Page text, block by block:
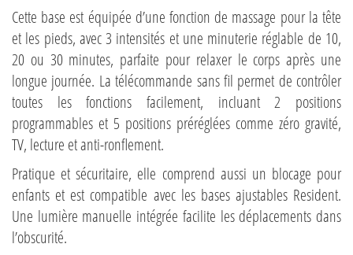
Cette base est équipée d’une fonction de massage pour la tête
et les pieds, avec 3 intensités et une minuterie réglable de 10,
20 ou 30 minutes, parfaite pour relaxer le corps après une
longue journée. La télécommande sans fil permet de contrôler
toutes les fonctions facilement, incluant 2 positions
programmables et 5 positions préréglées comme zéro gravité,
TV, lecture et anti-ronflement.
Pratique et sécuritaire, elle comprend aussi un blocage pour
enfants et est compatible avec les bases ajustables Resident.
Une lumière manuelle intégrée facilite les déplacements dans
l’obscurité.